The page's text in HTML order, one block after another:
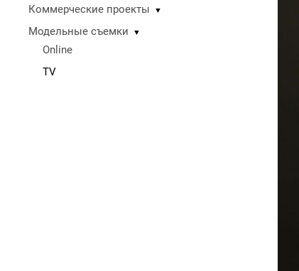
Коммерческие проекты
▼
Модельные съемки ▼
Online
TV